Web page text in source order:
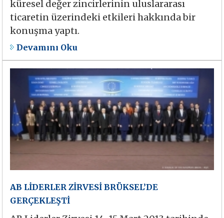
küresel değer zincirlerinin uluslararası
ticaretin üzerindeki etkileri hakkında bir
konuşma yaptı.
Devamını Oku
AB LİDERLER ZİRVESİ BRÜKSEL’DE
GERÇEKLEŞTİ